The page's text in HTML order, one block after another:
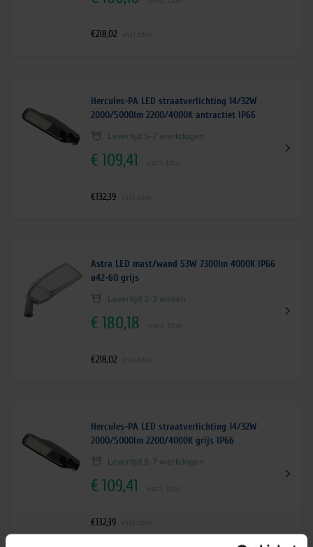
€218,02
Hercules-PA LED straatverlichting 14/32W
2000/5000lm 2200/4000K antractiet IP66
Levertijd 5-7 werkdagen
€109,41
€132,39
Astra LED mast/wand 53W 7300lm 4000K IP66
ø42-60 grijs
Levertijd 2-3 weken
€180,18
€218,02
Hercules-PA LED straatverlichting 14/32W
2000/5000lm 2200/4000K grijs IP66
Levertijd 5-7 werkdagen
€109,41
€132,39